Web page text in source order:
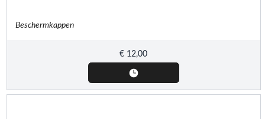
Beschermkappen
€ 12,00